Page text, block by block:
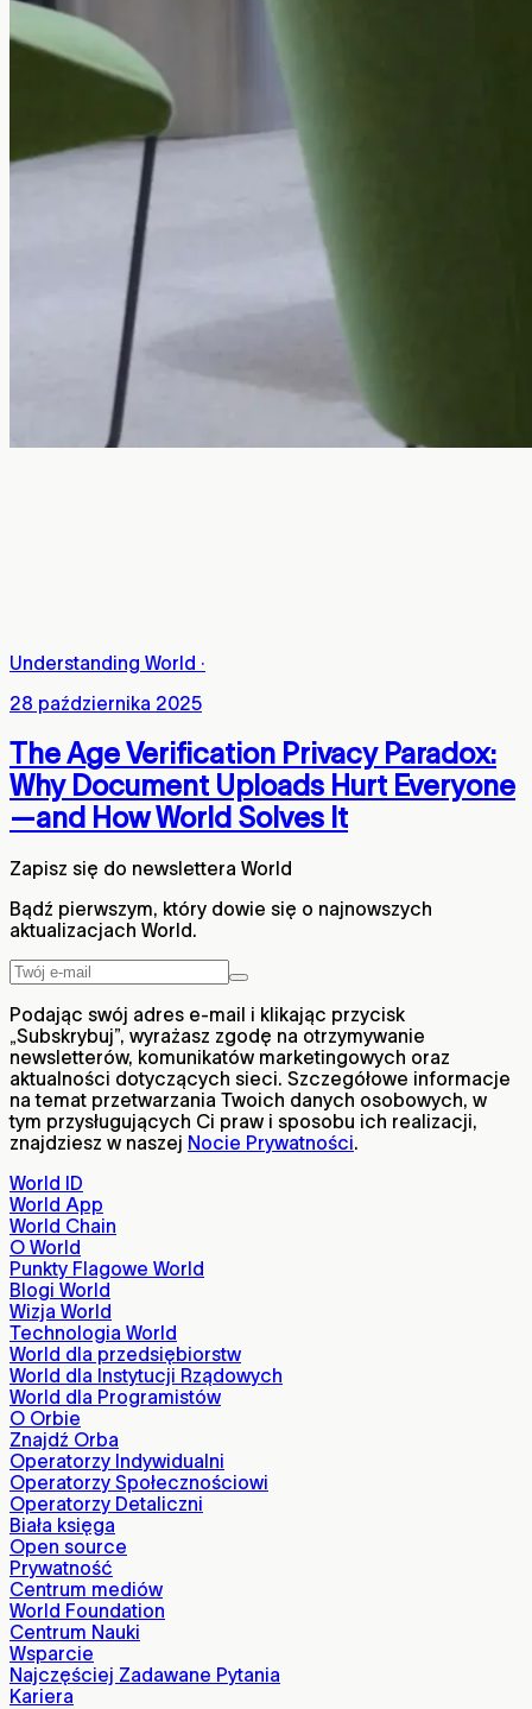
Understanding World ·
28 października 2025
The Age Verification Privacy Paradox:
Why Document Uploads Hurt Everyone
—and How World Solves It
Zapisz się do newslettera World
Bądź pierwszym, który dowie się o najnowszych
aktualizacjach World.
Podając swój adres e-mail i klikając przycisk
„Subskrybuj”, wyrażasz zgodę na otrzymywanie
newsletterów, komunikatów marketingowych oraz
aktualności dotyczących sieci. Szczegółowe informacje
na temat przetwarzania Twoich danych osobowych, w
tym przysługujących Ci praw i sposobu ich realizacji,
znajdziesz w naszej Nocie Prywatności.
World ID
World App
World Chain
O World
Punkty Flagowe World
Blogi World
Wizja World
Technologia World
World dla przedsiębiorstw
World dla Instytucji Rządowych
World dla Programistów
O Orbie
Znajdź Orba
Operatorzy Indywidualni
Operatorzy Społecznościowi
Operatorzy Detaliczni
Biała księga
Open source
Prywatność
Centrum mediów
World Foundation
Centrum Nauki
Wsparcie
Najczęściej Zadawane Pytania
Kariera